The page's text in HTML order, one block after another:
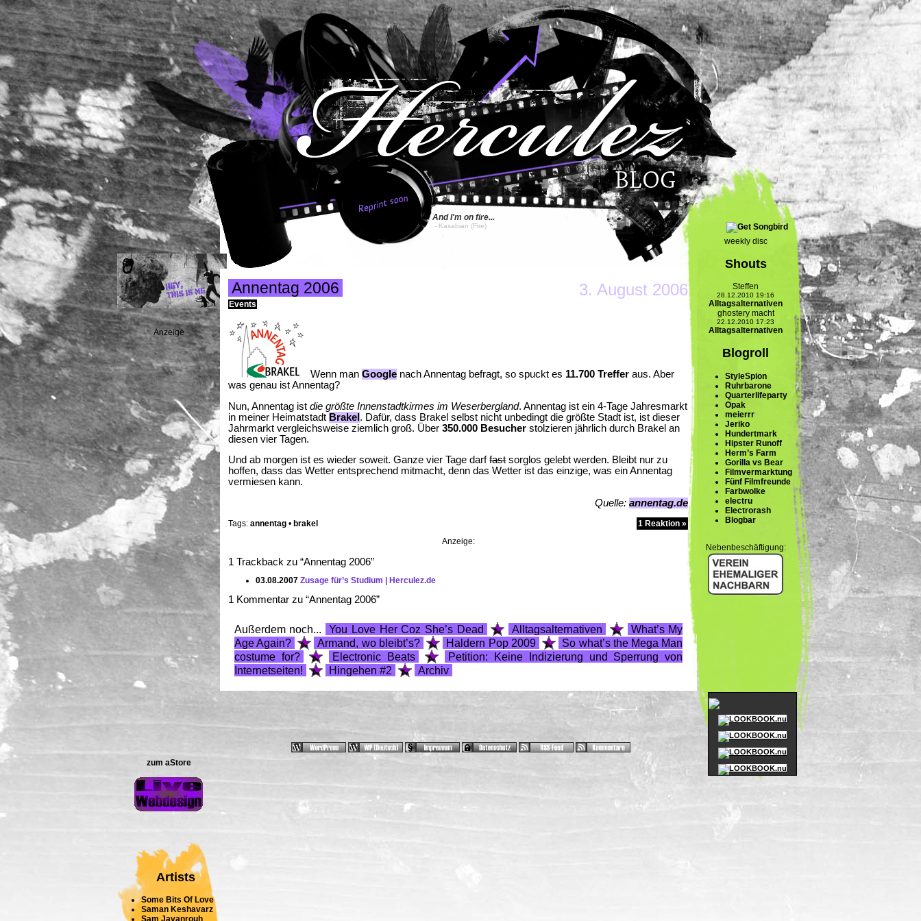
And I'm on fire...
- Kasabian (Fire)
Anzeige
zum aStore
Artists
Some Bits Of Love
Saman Keshavarz
weekly disc
Shouts
Steffen
28.12.2010 19:16
Alltagsalternativen
ghostery macht
22.12.2010 17:23
Alltagsalternativen
Blogroll
StyleSpion
Ruhrbarone
Quarterlifeparty
Opak
meierrr
Jeriko
Hundertmark
Hipster Runoff
Herm’s Farm
Gorilla vs Bear
Filmvermarktung
Fünf Filmfreunde
Farbwolke
electru
Electrorash
Blogbar
Nebenbeschäftigung:
Annentag 2006 3. August 2006
Events
Wenn manGoogle nach Annentag befragt, so spuckt es 11.700 Treffer aus. Aber
was genau ist Annentag?
Nun, Annentag istdie größte Innenstadtkirmes im Weserbergland. Annentag ist ein 4-Tage Jahresmarkt
in meiner Heimatstadt Brakel . Dafür, dass Brakel selbst nicht unbedingt die größte Stadt ist, ist dieser
Jahrmarkt vergleichsweise ziemlich groß. Über350.000 Besucher stolzieren jährlich durch Brakel an
diesen vier Tagen.
Und ab morgen ist es wieder soweit. Ganze vier Tage darffastsorglos gelebt werden. Bleibt nur zu
hoffen, dass das Wetter entsprechend mitmacht, denn das Wetter ist das einzige, was ein Annentag
vermiesen kann.
Quelle:annentag.de
Tags:annentag •brakel
1 Reaktion »
Anzeige:
1 Trackback zu “Annentag 2006”
03.08.2007Zusage für’s Studium | Herculez.de
1 Kommentar zu “Annentag 2006”
Außerdem noch... You Love Her Coz She’s Dead Alltagsalternativen
What’s My
Age Again?
Armand, wo bleibt’s? Haldern Pop 2009
So what’s the Mega Man
costume for?
Electronic Beats
Petition: Keine Indizierung und Sperrung von
Internetseiten!
Hingehen #2 Archiv